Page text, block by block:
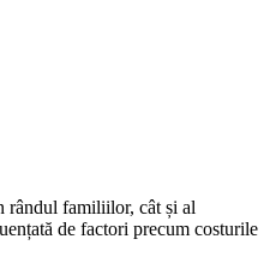
rândul familiilor, cât și al
de factori precum costurile